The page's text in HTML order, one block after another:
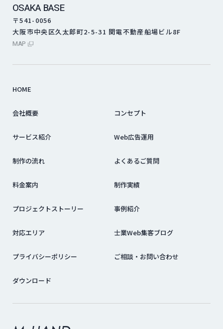
OSAKA BASE
〒541-0056
大阪市中央区久太郎町2-5-31 関電不動産船場ビル8F
MAP外部サイトにリンクします
HOME
会社概要 コンセプト
サービス紹介 Web広告運用
制作の流れ よくあるご質問
料金案内 制作実績
プロジェクトストーリー 事例紹介
対応エリア 士業Web集客ブログ
プライバシーポリシー ご相談・お問い合わせ
ダウンロード